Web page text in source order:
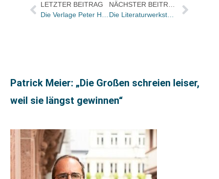
LETZTER BEITRAG
Die Verlage Peter Hammer, Kindermann und Moritz machten „Rabatz in Wien“
NÄCHSTER BEITRAG
Die Literaturwerkstatt Berlin feiert den UNESCO – Welttag der Poesie
Patrick Meier: „Die Großen schreien leiser,
weil sie längst gewinnen“